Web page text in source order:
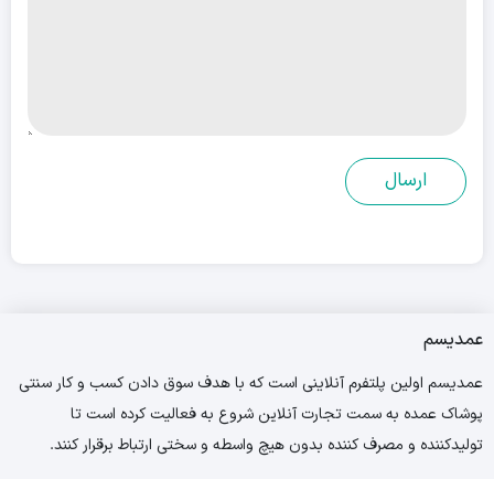
عمدیسم
عمدیسم اولین پلتفرم آنلاینی است که با هدف سوق دادن کسب و کار سنتی
پوشاک عمده به سمت تجارت آنلاین شروع به فعالیت کرده است تا
تولیدکننده و مصرف کننده بدون هیچ واسطه و سختی ارتباط برقرار کنند.